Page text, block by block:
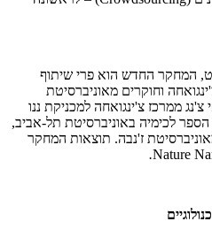
בפרויקט, המחקר החדש הוא פרי שיתוף
וחוקרים מאוניברסיטת
ממרכז צ'ינגואחה למכניקת ננו
לכימיה באוניברסיטת תל-אביב,
ז'נבה. תוצאות המחקר
Nature
.